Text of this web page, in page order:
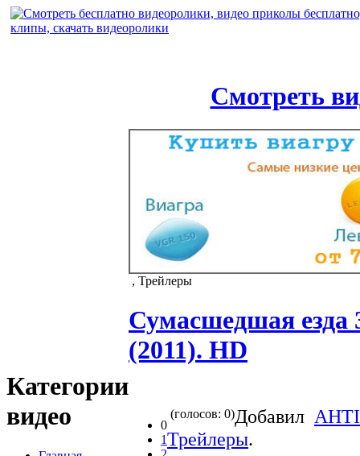
Смотреть
Категории
видео
, Трейлеры
Сумасшедшая езда
(2011). HD
0
1
(голосов: 0)Добавил
Трейлеры.